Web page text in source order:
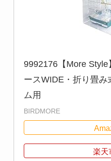
9992176【More
ースWIDE・折り畳み
ム用
BIRDMORE
楽天